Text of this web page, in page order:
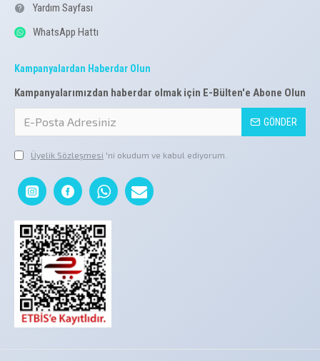
Yardım Sayfası
WhatsApp Hattı
Kampanyalardan Haberdar Olun
Kampanyalarımızdan haberdar olmak için E-Bülten'e Abone Olun
GÖNDER
Üyelik Sözleşmesi 'ni okudum ve kabul ediyorum.